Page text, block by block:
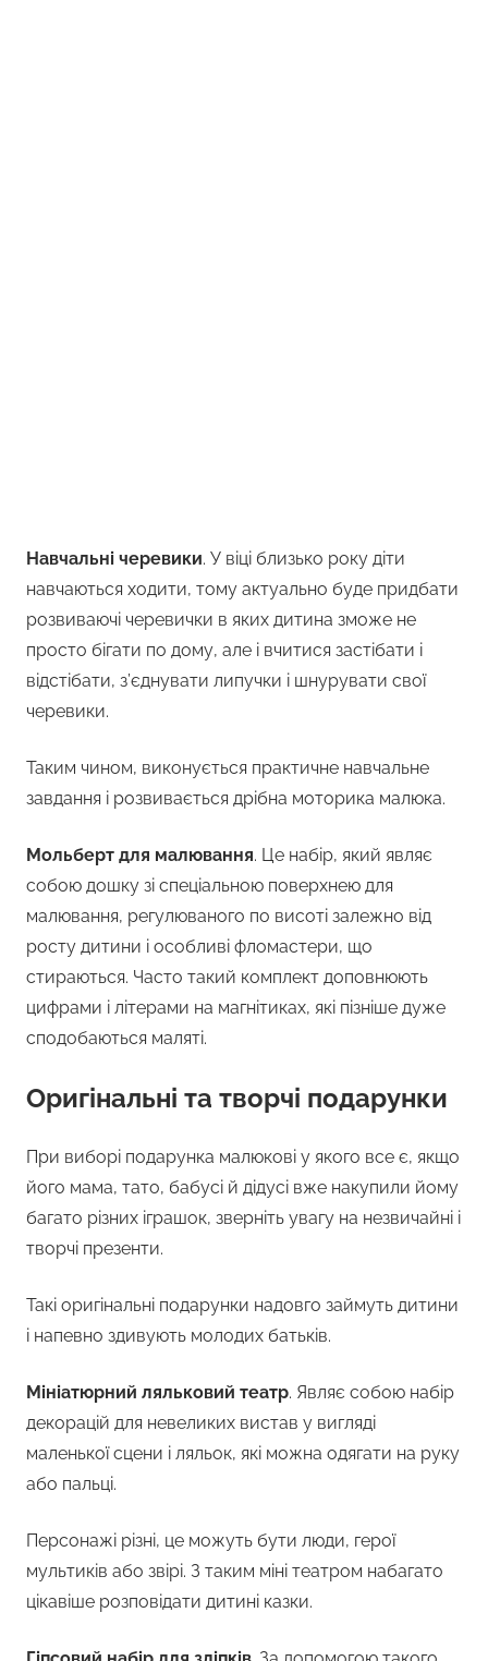
Навчальні черевики. У віці близько року діти
навчаються ходити, тому актуально буде придбати
розвиваючі черевички в яких дитина зможе не
просто бігати по дому, але і вчитися застібати і
відстібати, з’єднувати липучки і шнурувати свої
черевики.
Таким чином, виконується практичне навчальне
завдання і розвивається дрібна моторика малюка.
Мольберт для малювання. Це набір, який являє
собою дошку зі спеціальною поверхнею для
малювання, регулюваного по висоті залежно від
росту дитини і особливі фломастери, що
стираються. Часто такий комплект доповнюють
цифрами і літерами на магнітиках, які пізніше дуже
сподобаються маляті.
Оригінальні та творчі подарунки
При виборі подарунка малюкові у якого все є, якщо
його мама, тато, бабусі й дідусі вже накупили йому
багато різних іграшок, зверніть увагу на незвичайні і
творчі презенти.
Такі оригінальні подарунки надовго займуть дитини
і напевно здивують молодих батьків.
Мініатюрний ляльковий театр. Являє собою набір
декорацій для невеликих вистав у вигляді
маленької сцени і ляльок, які можна одягати на руку
або пальці.
Персонажі різні, це можуть бути люди, герої
мультиків або звірі. З таким міні театром набагато
цікавіше розповідати дитині казки.